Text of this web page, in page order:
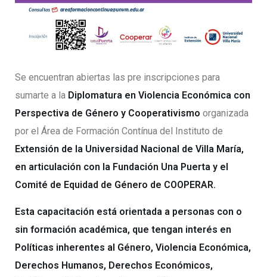
Se encuentran abiertas las pre inscripciones para
sumarte a la Diplomatura en Violencia Económica con
Perspectiva de Género y Cooperativismo organizada
por el Área de Formación Contínua del Instituto de
Extensión de la Universidad Nacional de Villa María,
en articulación con la Fundación Una Puerta y el
Comité de Equidad de Género de COOPERAR.
Esta capacitación está orientada a personas con o
sin formación académica, que tengan interés en
Políticas inherentes al Género, Violencia Económica,
Derechos Humanos, Derechos Económicos,